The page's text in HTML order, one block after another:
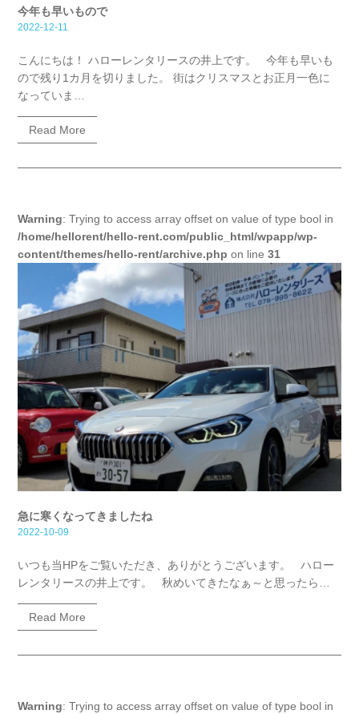
今年も早いもので
2022-12-11
こんにちは！ ハローレンタリースの井上です。 今年も早いも
ので残り1カ月を切りました。 街はクリスマスとお正月一色に
なっていま…
Read More
Warning: Trying to access array offset on value of type bool in
/home/hellorent/hello-rent.com/public_html/wpapp/wp-
content/themes/hello-rent/archive.php on line31
急に寒くなってきましたね
2022-10-09
いつも当HPをご覧いただき、ありがとうございます。 ハロー
レンタリースの井上です。 秋めいてきたなぁ～と思ったら…
Read More
Warning: Trying to access array offset on value of type bool in